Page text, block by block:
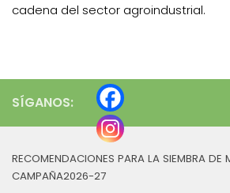
cadena del sector agroindustrial.
SÍGANOS:
RECOMENDACIONES PARA LA SIEMBRA DE
CAMPAÑA2026-27